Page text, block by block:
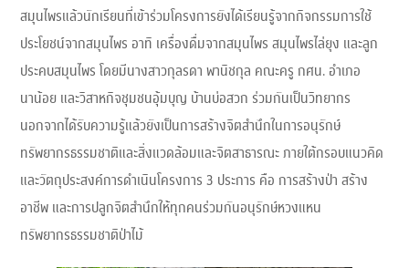
สมุนไพรแล้วนักเรียนที่เข้าร่วมโครงการยังได้เรียนรู้จากกิจกรรมการใช้
ประโยชน์จากสมุนไพร อาทิ เครื่องดื่มจากสมุนไพร สมุนไพรไล่ยุง และลูก
ประคบสมุนไพร โดยมีนางสาวกุลรดา พานิชกุล คณะครู กศน. อำเภอ
นาน้อย และวิสาหกิจชุมชนอุ้มบุญ บ้านบ่อสวก ร่วมกันเป็นวิทยากร
นอกจากได้รับความรู้แล้วยังเป็นการสร้างจิตสำนึกในการอนุรักษ์
ทรัพยากรธรรมชาติและสิ่งแวดล้อมและจิตสาธารณะ ภายใต้กรอบแนวคิด
และวัตถุประสงค์การดำเนินโครงการ 3 ประการ คือ การสร้างป่า สร้าง
อาชีพ และการปลูกจิตสำนึกให้ทุกคนร่วมกันอนุรักษ์หวงแหน
ทรัพยากรธรรมชาติป่าไม้